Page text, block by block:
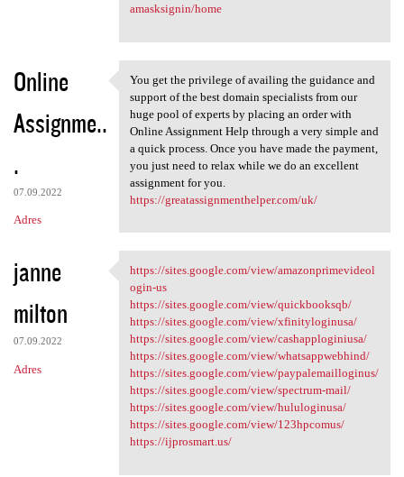
amasksignin/home
Online
Assignme..
.
07.09.2022
Adres
You get the privilege of
You get the privilege of availing the guidance and
support of the best domain specialists from our
huge pool of experts by placing an order with
Online Assignment Help through a very simple and
a quick process. Once you have made the payment,
you just need to relax while we do an excellent
assignment for you.
https://greatassignmenthelper.com/uk/
janne
milton
07.09.2022
Adres
https://sites.google.com/view
https://sites.google.com/view/amazonprimevideol
ogin-us
https://sites.google.com/view/quickbooksqb/
https://sites.google.com/view/xfinityloginusa/
https://sites.google.com/view/cashapploginiusa/
https://sites.google.com/view/whatsappwebhind/
https://sites.google.com/view/paypalemailloginus/
https://sites.google.com/view/spectrum-mail/
https://sites.google.com/view/hululoginusa/
https://sites.google.com/view/123hpcomus/
https://ijprosmart.us/